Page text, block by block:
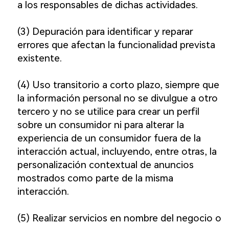
a los responsables de dichas actividades.
(3) Depuración para identificar y reparar
errores que afectan la funcionalidad prevista
existente.
(4) Uso transitorio a corto plazo, siempre que
la información personal no se divulgue a otro
tercero y no se utilice para crear un perfil
sobre un consumidor ni para alterar la
experiencia de un consumidor fuera de la
interacción actual, incluyendo, entre otras, la
personalización contextual de anuncios
mostrados como parte de la misma
interacción.
(5) Realizar servicios en nombre del negocio o